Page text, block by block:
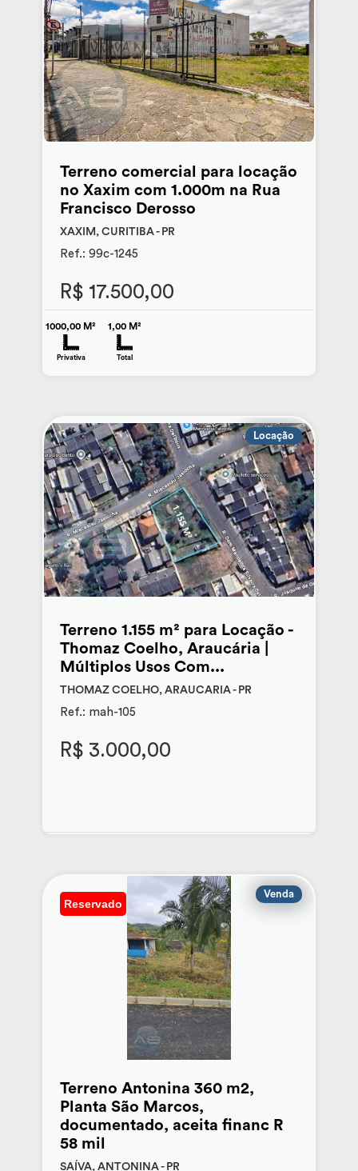
Terreno comercial para locação
no Xaxim com 1.000m na Rua
Francisco Derosso
XAXIM, CURITIBA - PR
Ref.: 99c-1245
R$ 17.500,00
1000,00 M²
Privativa
1,00 M²
Total
Locação
Terreno 1.155 m² para Locação -
Thomaz Coelho, Araucária |
Múltiplos Usos Com...
THOMAZ COELHO, ARAUCARIA - PR
Ref.: mah-105
R$ 3.000,00
Venda
Reservado
Terreno Antonina 360 m2,
Planta São Marcos,
documentado, aceita financ R
58 mil
SAÍVA, ANTONINA - PR